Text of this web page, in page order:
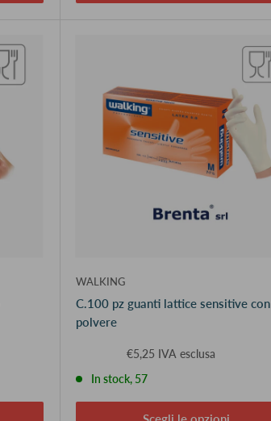
WALKING
C.100 pz guanti lattice sensitive con
polvere
€5,25 IVA esclusa
In stock, 57